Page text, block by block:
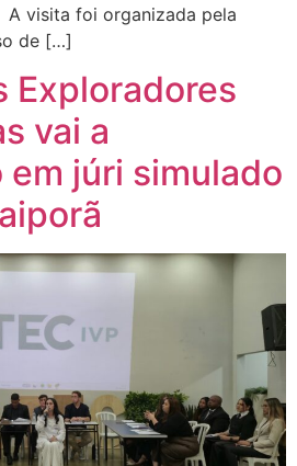
visita foi organizada pela
de […]
Exploradores
vai a
júri simulado